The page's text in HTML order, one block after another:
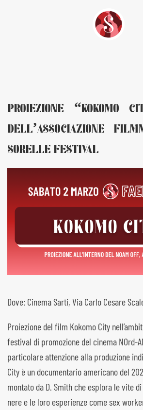
Skip to main content
PROIEZIONE “KOKOMO
DELL’ASSOCIAZIONE
SORELLE FESTIVAL
Dove: Cinema Sarti, Via Carlo Cesare
Proiezione del film Kokomo City
festival di promozione del cinema NOrd-
particolare attenzione alla produzione
City è un documentario americano del
montato da D. Smith che esplora le vite
nere e le loro esperienze come sex